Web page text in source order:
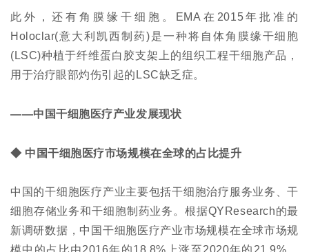
此外，还有角膜缘干细胞。EMA在2015年批准的
Holoclar(意大利凯西制药)是一种将自体角膜缘干细胞
(LSC)种植于纤维蛋白胶支架上的组织工程干细胞产品，
用于治疗眼部灼伤引起的LSC缺乏症。
——中国干细胞医疗产业发展现状
◆ 中国干细胞医疗市场规模在全球的占比提升
中国的干细胞医疗产业主要包括干细胞治疗服务业务、干
细胞存储业务和干细胞制药业务。根据QYResearch的最
新调研数据，中国干细胞医疗产业市场规模在全球市场规